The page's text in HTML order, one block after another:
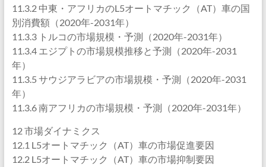
11.3.2 中東・アフリカのL5オートマチック（AT）車の国
別消費額（2020年-2031年）
11.3.3 トルコの市場規模・予測（2020年-2031年）
11.3.4 エジプトの市場規模推移と予測（2020年-2031
年）
11.3.5 サウジアラビアの市場規模・予測（2020年-2031
年）
11.3.6 南アフリカの市場規模・予測（2020年-2031年）
12 市場ダイナミクス
12.1 L5オートマチック（AT）車の市場促進要因
12.2 L5オートマチック（AT）車の市場抑制要因